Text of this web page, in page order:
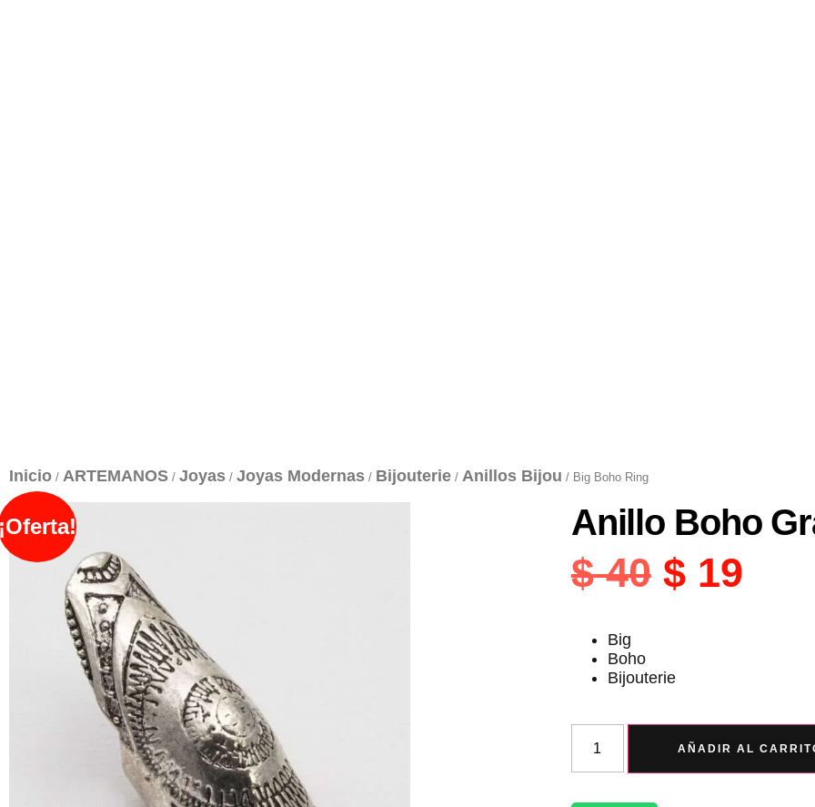
Inicio / ARTEMANOS / Joyas / Joyas Modernas / Bijouterie / Anillos Bijou / Big Boho Ring
Anillo Boho
$40 $19
Big
Boho
Bijouterie
AÑADIR AL